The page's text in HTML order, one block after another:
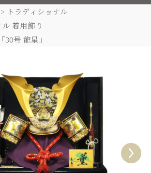
トラディショナル
ル 着用飾り
号 龍星」